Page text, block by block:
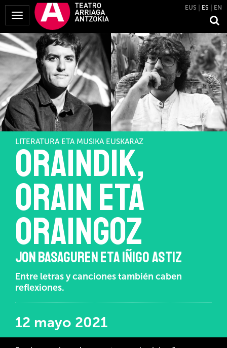
Mostrar
Menú
EUS ES EN
LITERATURA ETA MUSIKA EUSKARAZ
ORAINDIK,
ORAIN ETA
ORAINGOZ
JON BASAGUREN ETA IÑIGO ASTIZ
Entre letras y canciones también caben
reflexiones.
12 mayo 2021